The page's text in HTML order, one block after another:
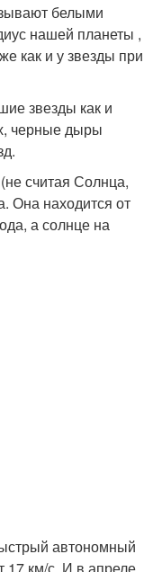
белыми
нашей планеты ,
как и у звезды при
звезды как и
черные дыры
считая Солнца,
Она находится от
а солнце на
автономный
17 км/с. И в апреле